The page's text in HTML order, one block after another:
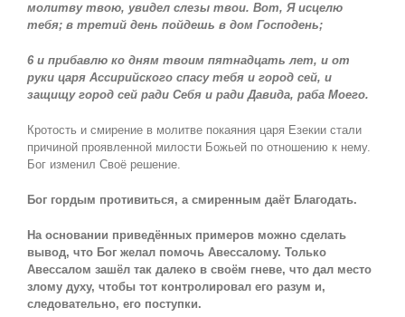
молитву твою, увидел слезы твои. Вот, Я исцелю
тебя; в третий день пойдешь в дом Господень;
6 и прибавлю ко дням твоим пятнадцать лет, и от
руки царя Ассирийского спасу тебя и город сей, и
защищу город сей ради Себя и ради Давида, раба Моего.
Кротость и смирение в молитве покаяния царя Езекии стали
причиной проявленной милости Божьей по отношению к нему.
Бог изменил Своё решение.
Бог гордым противиться, а смиренным даёт Благодать.
На основании приведённых примеров можно сделать
вывод, что Бог желал помочь Авессалому. Только
Авессалом зашёл так далеко в своём гневе, что дал место
злому духу, чтобы тот контролировал его разум и,
следовательно, его поступки.